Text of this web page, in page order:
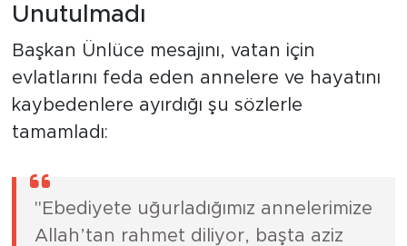
Unutulmadı
Başkan Ünlüce mesajını, vatan için
evlatlarını feda eden annelere ve hayatını
kaybedenlere ayırdığı şu sözlerle
tamamladı:
"Ebediyete uğurladığımız annelerimize
Allah’tan rahmet diliyor, başta aziz